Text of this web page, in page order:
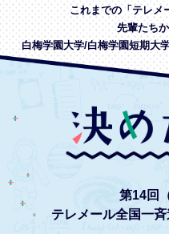
これまでの「テレメ
先輩たち
白梅学園大学/白梅学園短期大
第14回
テレメール全国一